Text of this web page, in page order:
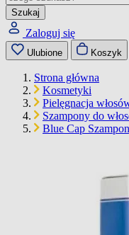
Szukaj
Zaloguj się
Ulubione Koszyk
Strona główna
Kosmetyki
Pielęgnacja
Szampony do
Blue Cap